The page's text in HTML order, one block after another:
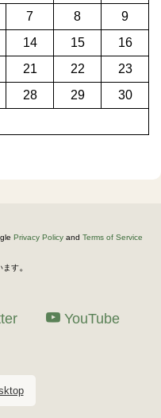
7 8
9
14 15
16
21 22
23
28 29
30
Privacy Policy and Terms of Service
ます。
YouTube